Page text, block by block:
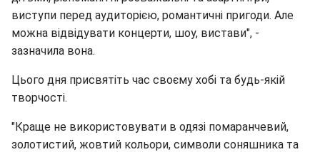
виступи перед аудиторією, романтичні пригоди. Але
можна відвідувати концерти, шоу, вистави", -
зазначила вона.
Цього дня присвятіть час своєму хобі та будь-якій
творчості.
"Краще не використовувати в одязі помаранчевий,
золотистий, жовтий кольори, символи соняшника та